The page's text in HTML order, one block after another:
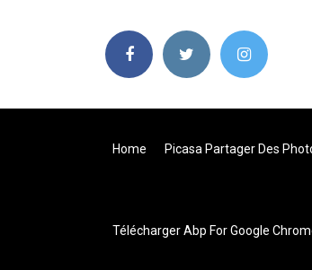
Home Picasa Partager Des
Télécharger Abp For Google